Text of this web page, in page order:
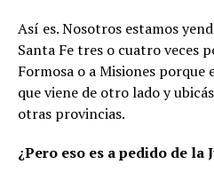
Así es. Nosotros estamos
Santa Fe tres o cuatro veces
Formosa o a Misiones porque
que viene de otro lado y
otras provincias.
¿Pero eso es a pedido de la